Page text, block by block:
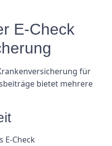
E-Check
für
bietet mehrere
E-Check